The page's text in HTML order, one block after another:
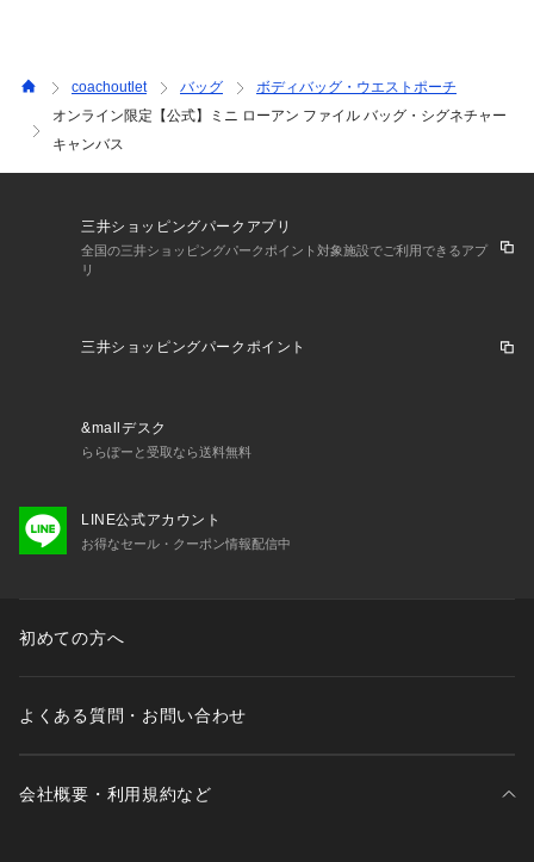
す。
coachoutlet バッグ
ボディバッグ・ウエストポーチ
オンライン限定【公式】ミニ ローアン ファイル バッグ・シグネチャー
キャンバス
三井ショッピングパークアプリ
全国の三井ショッピングパークポイント対象施設でご利用できるアプ
リ
三井ショッピングパークポイント
&mallデスク
ららぽーと受取なら送料無料
LINE公式アカウント
お得なセール・クーポン情報配信中
初めての方へ
よくある質問・お問い合わせ
会社概要・利用規約など